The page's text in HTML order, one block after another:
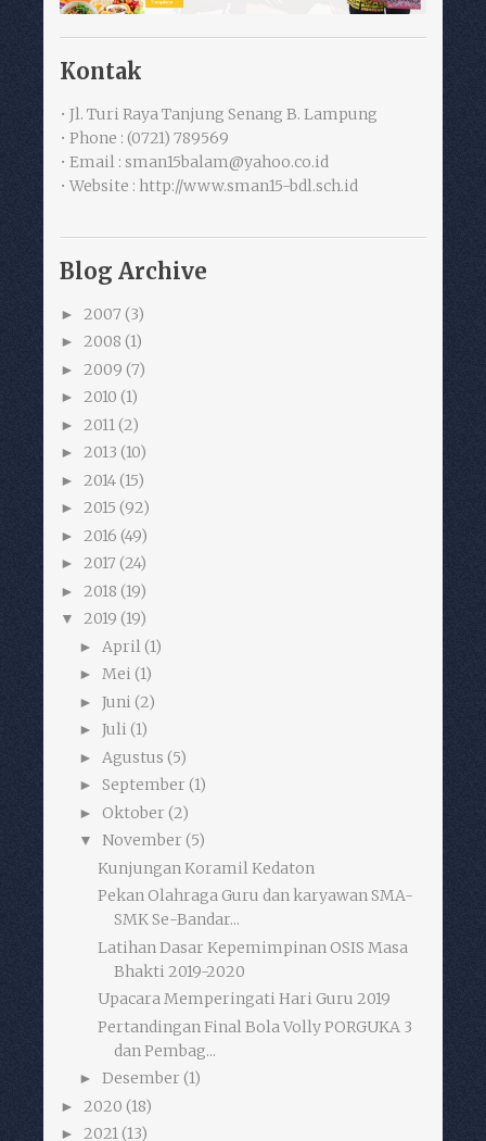
Kontak
• Jl. Turi Raya Tanjung Senang B. Lampung
• Phone : (0721) 789569
• Email : sman15balam@yahoo.co.id
• Website : http://www.sman15-bdl.sch.id
Blog Archive
► 2007 (3)
► 2008 (1)
► 2009 (7)
► 2010 (1)
► 2011(2)
► 2013 (10)
► 2014(15)
► 2015 (92)
► 2016 (49)
► 2017 (24)
► 2018 (19)
▼ 2019 (19)
► April(1)
► Mei (1)
► Juni (2)
► Juli (1)
► Agustus (5)
► September (1)
► Oktober (2)
▼ November (5)
Kunjungan Koramil Kedaton
Pekan Olahraga Guru dan karyawan SMA-
SMK Se-Bandar...
Latihan Dasar Kepemimpinan OSIS Masa
Bhakti 2019-2020
Upacara Memperingati Hari Guru 2019
Pertandingan Final Bola Volly PORGUKA 3
dan Pembag...
► Desember (1)
► 2020 (18)
► 2021(13)